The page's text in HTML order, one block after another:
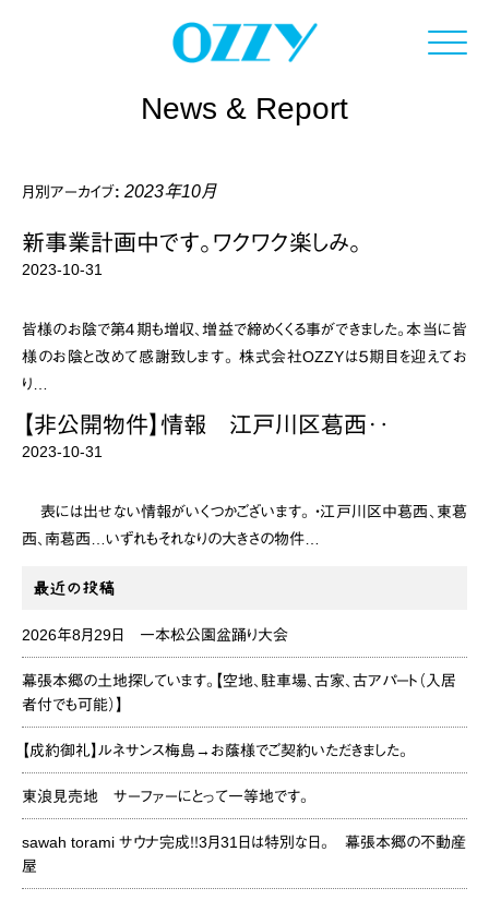
Click
News & Report
月別アーカイブ: 2023年10月
新事業計画中です。ワクワク楽しみ。
2023-10-31
皆様のお陰で第４期も増収、増益で締めくくる事ができました。本当に皆
様のお陰と改めて感謝致します。 株式会社OZZYは５期目を迎えてお
り…
【非公開物件】情報 江戸川区葛西‥
2023-10-31
表には出せない情報がいくつかございます。 ・江戸川区中葛西、東葛
西、南葛西…いずれもそれなりの大きさの物件…
最近の投稿
2026年8月29日 一本松公園盆踊り大会
幕張本郷の土地探しています。【空地、駐車場、古家、古アパート（入居
者付でも可能）】
【成約御礼】ルネサンス梅島→お蔭様でご契約いただきました。
東浪見売地 サーファーにとって一等地です。
sawah torami サウナ完成！！3月31日は特別な日。 幕張本郷の不動産
屋